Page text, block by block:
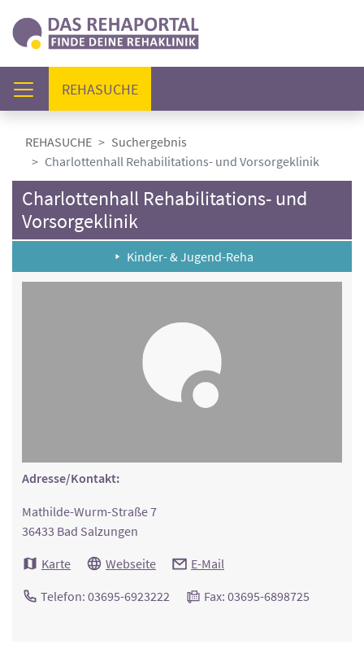
REHASUCHE(AKTUELL)
REHASUCHE
Suchergebnis
Charlottenhall Rehabilitations- und Vorsorgeklinik
Charlottenhall Rehabilitations- und
Vorsorgeklinik
Kinder- & Jugend-Reha
Adresse/Kontakt:
Mathilde-Wurm-Straße 7
36433 Bad Salzungen
Karte
Webseite E-Mail
Telefon: 03695-6923222 Fax: 03695-6898725